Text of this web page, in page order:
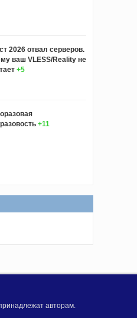
2026 отвал серверов.
ваш VLESS/Reality не
+5
+11
авторам.